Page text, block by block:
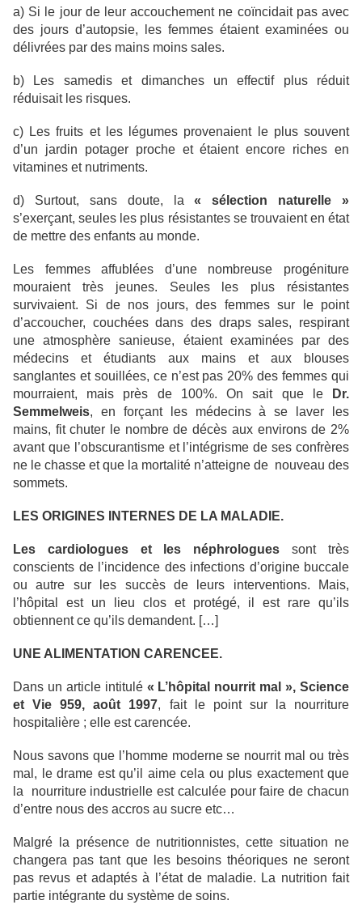
a) Si le jour de leur accouchement ne coïncidait pas avec
des jours d’autopsie, les femmes étaient examinées ou
délivrées par des mains moins sales.
b) Les samedis et dimanches un effectif plus réduit
réduisait les risques.
c) Les fruits et les légumes provenaient le plus souvent
d’un jardin potager proche et étaient encore riches en
vitamines et nutriments.
d) Surtout, sans doute, la« sélection naturelle »
s’exerçant, seules les plus résistantes se trouvaient en état
de mettre des enfants au monde.
Les femmes affublées d’une nombreuse progéniture
mouraient très jeunes. Seules les plus résistantes
survivaient. Si de nos jours, des femmes sur le point
d’accoucher, couchées dans des draps sales, respirant
une atmosphère sanieuse, étaient examinées par des
médecins et étudiants aux mains et aux blouses
sanglantes et souillées, ce n’est pas 20% des femmes qui
mourraient, mais près de 100%. On sait que le
Dr.
Semmelweis, en forçant les médecins à se laver les
mains, fit chuter le nombre de décès aux environs de 2%
avant que l’obscurantisme et l’intégrisme de ses confrères
ne le chasse et que la mortalité n’atteigne de nouveau des
sommets.
LES ORIGINES INTERNES DE LA MALADIE.
Les cardiologues et les néphrologues sont très
conscients de l’incidence des infections d’origine buccale
ou autre sur les succès de leurs interventions. Mais,
l’hôpital est un lieu clos et protégé, il est rare qu’ils
obtiennent ce qu’ils demandent. […]
UNE ALIMENTATION CARENCEE.
Dans un article intitulé « L’hôpital nourrit mal », Science
et Vie 959, août 1997, fait le point sur la nourriture
hospitalière ; elle est carencée.
Nous savons que l’homme moderne se nourrit mal ou très
mal, le drame est qu’il aime cela ou plus exactement que
la nourriture industrielle est calculée pour faire de chacun
d’entre nous des accros au sucre etc…
Malgré la présence de nutritionnistes, cette situation ne
changera pas tant que les besoins théoriques ne seront
pas revus et adaptés à l’état de maladie. La nutrition fait
partie intégrante du système de soins.